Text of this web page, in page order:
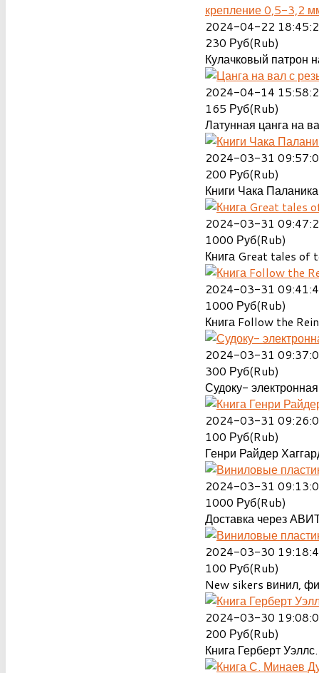
крепление 0,5-3,2
2024-04-22
230 Руб(Rub)
Кулачковый патрон
2024-04-14
165 Руб(Rub)
Латунная цанга на
2024-03-31
200 Руб(Rub)
Книги Чака
2024-03-31
1000 Руб(Rub)
Книга Great tales of
2024-03-31
1000 Руб(Rub)
Книга Follow the
2024-03-31
300 Руб(Rub)
Судоку-
2024-03-31
100 Руб(Rub)
Генри Райдер
2024-03-31
1000 Руб(Rub)
Доставка через
2024-03-30
100 Руб(Rub)
New sikers винил,
2024-03-30
200 Руб(Rub)
Книга Герберт